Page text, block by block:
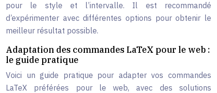
pour le style et l’intervalle. Il est recommandé
d’expérimenter avec différentes options pour obtenir le
meilleur résultat possible.
Adaptation des commandes LaTeX pour le web :
le guide pratique
Voici un guide pratique pour adapter vos commandes
LaTeX préférées pour le web, avec des solutions